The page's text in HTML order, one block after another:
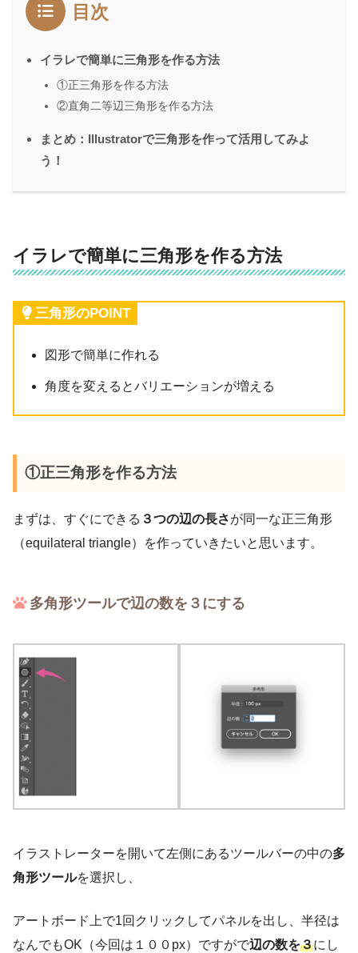
目次
イラレで簡単に三角形を作る方法
①正三角形を作る方法
②直角二等辺三角形を作る方法
まとめ：Illustratorで三角形を作って活用してみよ
う！
イラレで簡単に三角形を作る方法
三角形のPOINT
図形で簡単に作れる
角度を変えるとバリエーションが増える
①正三角形を作る方法
まずは、すぐにできる ３つの辺の長さが同一な正三角形
（equilateral triangle）を作っていきたいと思います。
多角形ツールで辺の数を３にする
イラストレーターを開いて左側にあるツールバーの中の多
角形ツールを選択し、
アートボード上で1回クリックしてパネルを出し、半径は
なんでもOK（今回は１００px）ですがで辺の数を３にし